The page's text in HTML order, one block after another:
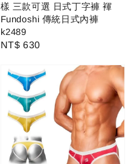
樣 三款可選 日式丁字褲 褌
Fundoshi 傳統日式內褲
k2489
Regular
NT$ 630